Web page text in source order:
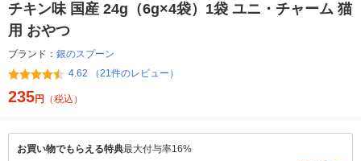
チキン味 国産 24g（6g×4袋）1袋 ユニ・チャーム 猫
用 おやつ
ブランド： 銀のスプーン
4.62 （21件のレビュー）
235円 （税込）
お買い物でもらえる特典最大付与率16%